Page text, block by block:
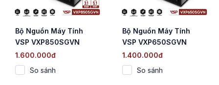
Bộ Nguồn Máy Tính
VSP VXP850SGVN
(850W / 80 Plus Gold /
Straight Line / ATX 3.1)
1.600.000đ
So sánh
Bộ Nguồn Máy Tính
VSP VXP650SGVN
(650W / 80 Plus Gold /
Full Modular / Tụ Nhật)
1.400.000đ
So sánh